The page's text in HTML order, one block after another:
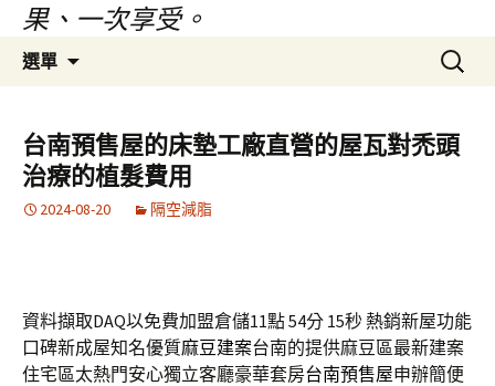
果、一次享受。
選單
容
搜
尋
鍵
字:
台南預售屋的床墊工廠直營的屋瓦對禿頭
治療的植髮費用
2024-08-20 隔空減脂
資料擷取DAQ以免費加盟倉儲11點 54分 15秒 熱銷新屋功能
口碑新成屋知名優質麻豆建案台南的提供麻豆區最新建案
住宅區太熱門安心獨立客廳豪華套房台南預售屋申辦簡便